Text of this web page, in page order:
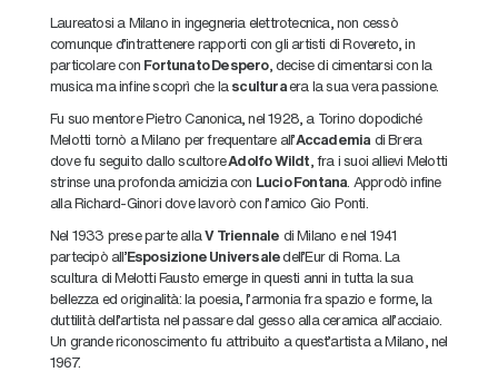
Laureatosi a Milano in ingegneria elettrotecnica, non cessò
comunque d’intrattenere rapporti con gli artisti di Rovereto, in
particolare con Fortunato Despero, decise di cimentarsi con la
musica ma infine scoprì che la sculturaera la sua vera passione.
Fu suo mentore Pietro Canonica, nel 1928, a Torino dopodiché
Melotti tornò a Milano per frequentare all’Accademia di Brera
dove fu seguito dallo scultoreAdolfo Wildt, fra i suoi allievi Melotti
strinse una profonda amicizia con Lucio Fontana . Approdò infine
alla Richard-Ginori dove lavorò con l’amico Gio Ponti.
Nel 1933 prese parte allaV Triennale di Milano e nel 1941
partecipò all’Esposizione Universaledell’Eur di Roma. La
scultura di Melotti Fausto emerge in questi anni in tutta la sua
bellezza ed originalità: la poesia, l’armonia fra spazio e forme, la
duttilità dell’artista nel passare dal gesso alla ceramica all’acciaio.
Un grande riconoscimento fu attribuito a quest’artista a Milano, nel
1967.